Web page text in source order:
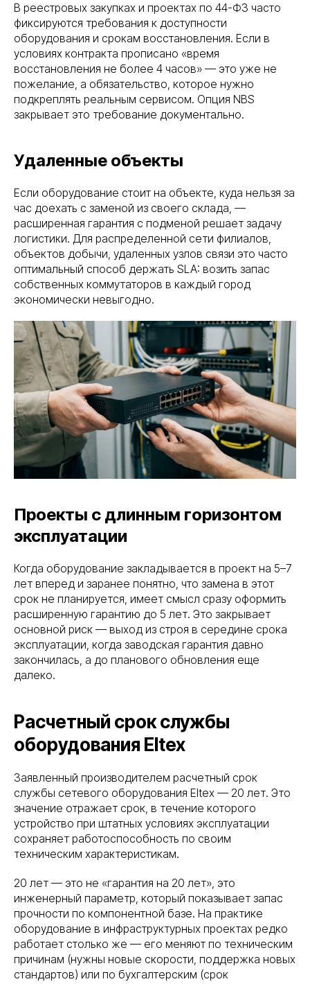
В реестровых закупках и проектах по 44-ФЗ часто
фиксируются требования к доступности
оборудования и срокам восстановления. Если в
условиях контракта прописано «время
восстановления не более 4 часов» — это уже не
пожелание, а обязательство, которое нужно
подкреплять реальным сервисом. Опция NBS
закрывает это требование документально.
Удаленные объекты
Если оборудование стоит на объекте, куда нельзя за
час доехать с заменой из своего склада, —
расширенная гарантия с подменой решает задачу
логистики. Для распределенной сети филиалов,
объектов добычи, удаленных узлов связи это часто
оптимальный способ держать SLA: возить запас
собственных коммутаторов в каждый город
экономически невыгодно.
Проекты с длинным горизонтом
эксплуатации
Когда оборудование закладывается в проект на 5–7
лет вперед и заранее понятно, что замена в этот
срок не планируется, имеет смысл сразу оформить
расширенную гарантию до 5 лет. Это закрывает
основной риск — выход из строя в середине срока
эксплуатации, когда заводская гарантия давно
закончилась, а до планового обновления еще
далеко.
Расчетный срок службы
оборудования Eltex
Заявленный производителем расчетный срок
службы сетевого оборудования Eltex — 20 лет. Это
значение отражает срок, в течение которого
устройство при штатных условиях эксплуатации
сохраняет работоспособность по своим
техническим характеристикам.
20 лет — это не «гарантия на 20 лет», это
инженерный параметр, который показывает запас
прочности по компонентной базе. На практике
оборудование в инфраструктурных проектах редко
работает столько же — его меняют по техническим
причинам (нужны новые скорости, поддержка новых
стандартов) или по бухгалтерским (срок